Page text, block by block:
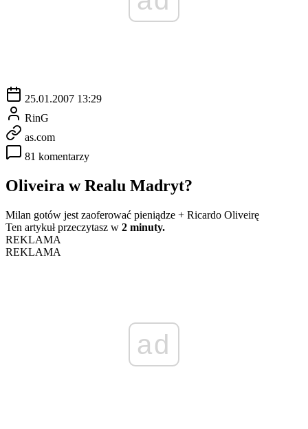
25.01.2007 13:29
RinG
as.com
81 komentarzy
Oliveira w Realu Madryt?
Milan gotów jest zaoferować pieniądze + Ricardo Oliveirę
Ten artykuł przeczytasz w 2 minuty.
REKLAMA
REKLAMA
ad